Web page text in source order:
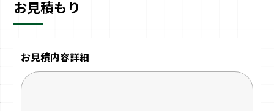
お見積もり
お見積内容詳細